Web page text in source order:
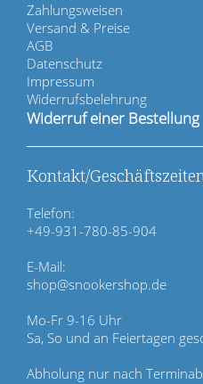
a
v
i
g
a
t
i
n
ü
b
e
r
p
r
i
n
g
e
n
Zahlungsweisen
Versand & Preise
AGB
Datenschutz
Impressum
Widerrufsbelehrung
Widerruf einer Bestellung
Kontakt/
Telefon:
+49-931-780-85-904
E-Mail:
shop@snookershop.de
Mo-Fr 9-16 Uhr
Sa, So und an Feiertagen
Abholung nur nach